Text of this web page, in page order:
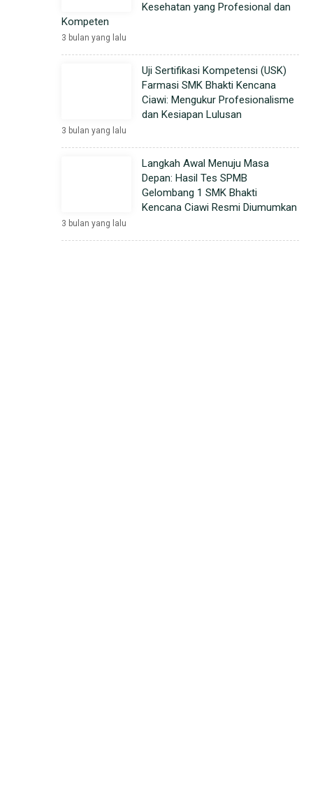
Kesehatan yang Profesional dan
Kompeten
3 bulan yang lalu
Uji Sertifikasi Kompetensi (USK)
Farmasi SMK Bhakti Kencana
Ciawi: Mengukur Profesionalisme
dan Kesiapan Lulusan
3 bulan yang lalu
Langkah Awal Menuju Masa
Depan: Hasil Tes SPMB
Gelombang 1 SMK Bhakti
Kencana Ciawi Resmi Diumumkan
3 bulan yang lalu